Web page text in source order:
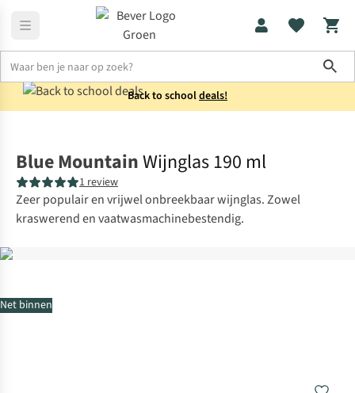
Back to schooldeals!
Net binnen
Blue MountainWijnglas 190 ml
1 review
Zeer populair en vrijwel onbreekbaar wijnglas. Zowel
kraswerend en vaatwasmachinebestendig.